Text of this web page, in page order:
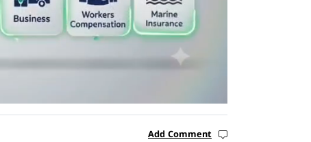
Add Comment